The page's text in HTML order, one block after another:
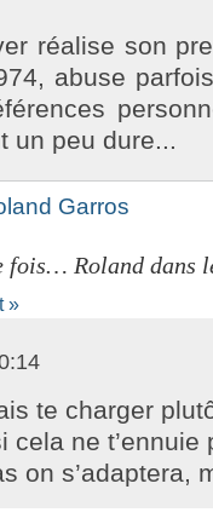
réalise son
abuse
un peu dure...
Gar­ros
Roland dans
»
te charger
cela ne t’ennuie
on s’adaptera,